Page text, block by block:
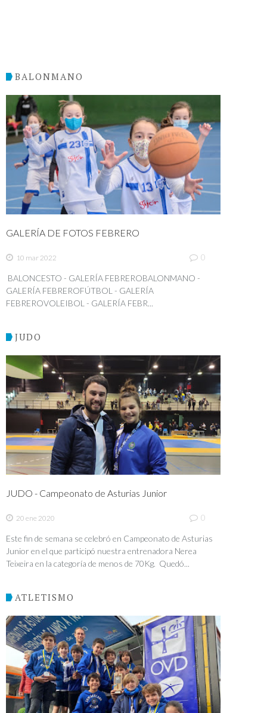
BALONMANO
GALERÍA DE FOTOS FEBRERO
10 mar 2022 0
BALONCESTO - GALERÍA FEBREROBALONMANO -
GALERÍA FEBREROFÚTBOL - GALERÍA
FEBREROVOLEIBOL - GALERÍA FEBR...
JUDO
JUDO - Campeonato de Asturias Junior
20 ene 2020 0
Este fin de semana se celebró en Campeonato de Asturias
Junior en el que participó nuestra entrenadora Nerea
Teixeira en la categoría de menos de 70Kg. Quedó...
ATLETISMO